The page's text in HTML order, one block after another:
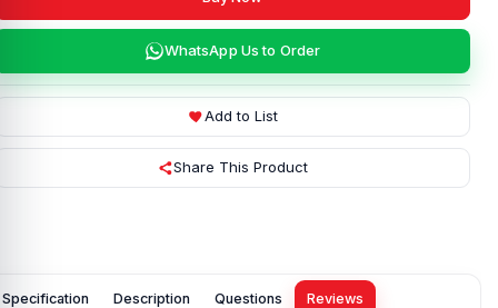
WhatsApp Us to Order
Add to List
Share This Product
Specification Description Questions Reviews